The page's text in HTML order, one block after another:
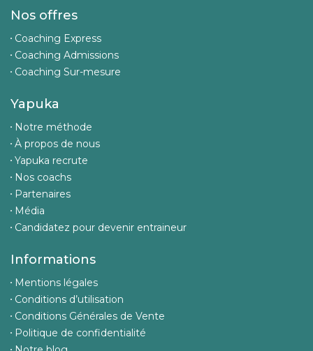
Nos offres
Coaching Express
Coaching Admissions
Coaching Sur-mesure
Yapuka
Notre méthode
À propos de nous
Yapuka recrute
Nos coachs
Partenaires
Média
Candidatez pour devenir entraineur
Informations
Mentions légales
Conditions d’utilisation
Conditions Générales de Vente
Politique de confidentialité